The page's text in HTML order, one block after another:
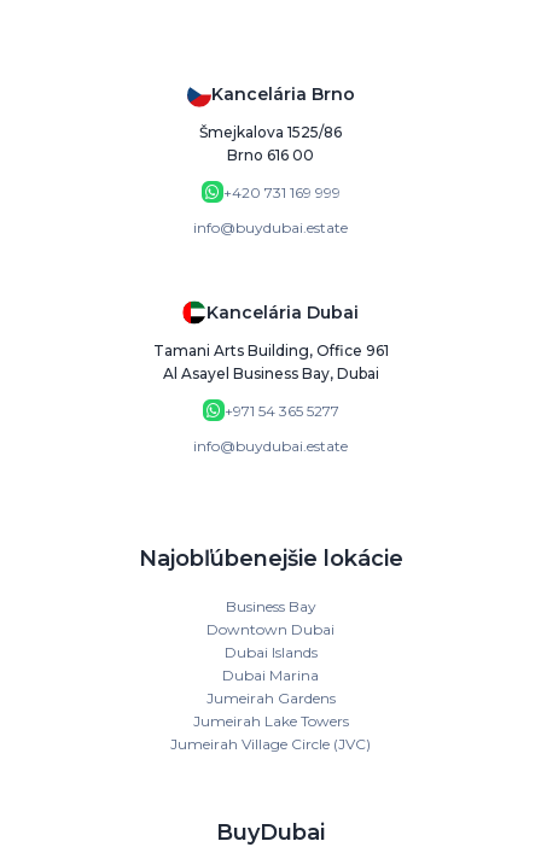
Kancelária Brno
Šmejkalova 1525/86
Brno 616 00
+420 731 169 999
info@buydubai.estate
Kancelária Dubai
Tamani Arts Building, Office 961
Al Asayel Business Bay, Dubai
+971 54 365 5277
info@buydubai.estate
Najobľúbenejšie lokácie
Business Bay
Downtown Dubai
Dubai Islands
Dubai Marina
Jumeirah Gardens
Jumeirah Lake Towers
Jumeirah Village Circle (JVC)
BuyDubai